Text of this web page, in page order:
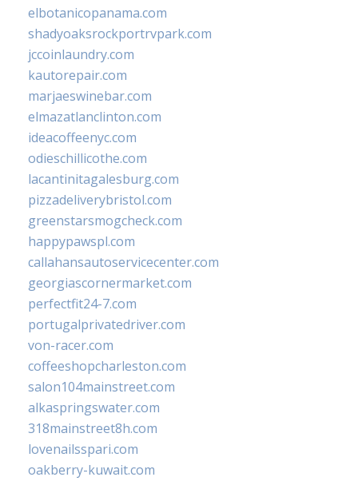
elbotanicopanama.com
shadyoaksrockportrvpark.com
jccoinlaundry.com
kautorepair.com
marjaeswinebar.com
elmazatlanclinton.com
ideacoffeenyc.com
odieschillicothe.com
lacantinitagalesburg.com
pizzadeliverybristol.com
greenstarsmogcheck.com
happypawspl.com
callahansautoservicecenter.com
georgiascornermarket.com
perfectfit24-7.com
portugalprivatedriver.com
von-racer.com
coffeeshopcharleston.com
salon104mainstreet.com
alkaspringswater.com
318mainstreet8h.com
lovenailsspari.com
oakberry-kuwait.com